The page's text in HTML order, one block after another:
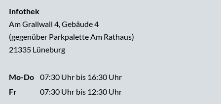
Infothek
Am Grallwall 4, Gebäude 4
(gegenüber Parkpalette Am Rathaus)
21335 Lüneburg
Mo-Do
Fr
07:30 Uhr bis 16:30 Uhr
07:30 Uhr bis 12:30 Uhr